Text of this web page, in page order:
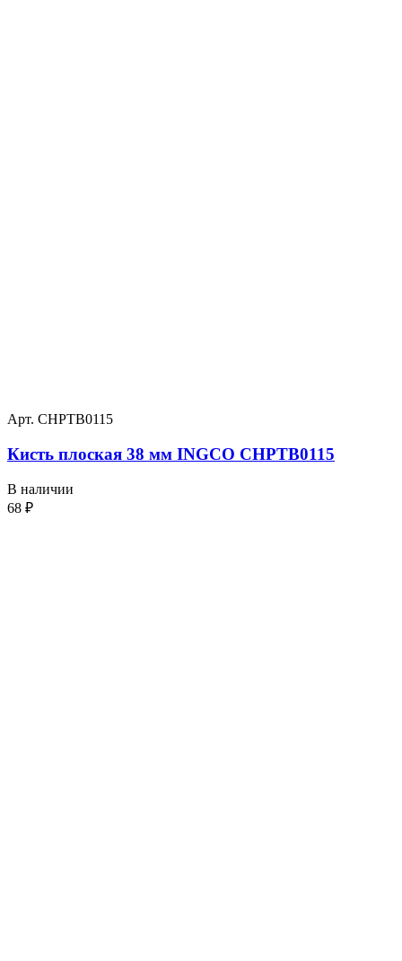
Арт. CHPTB0115
Кисть плоская 38 мм INGCO CHPTB0115
В наличии
68 ₽